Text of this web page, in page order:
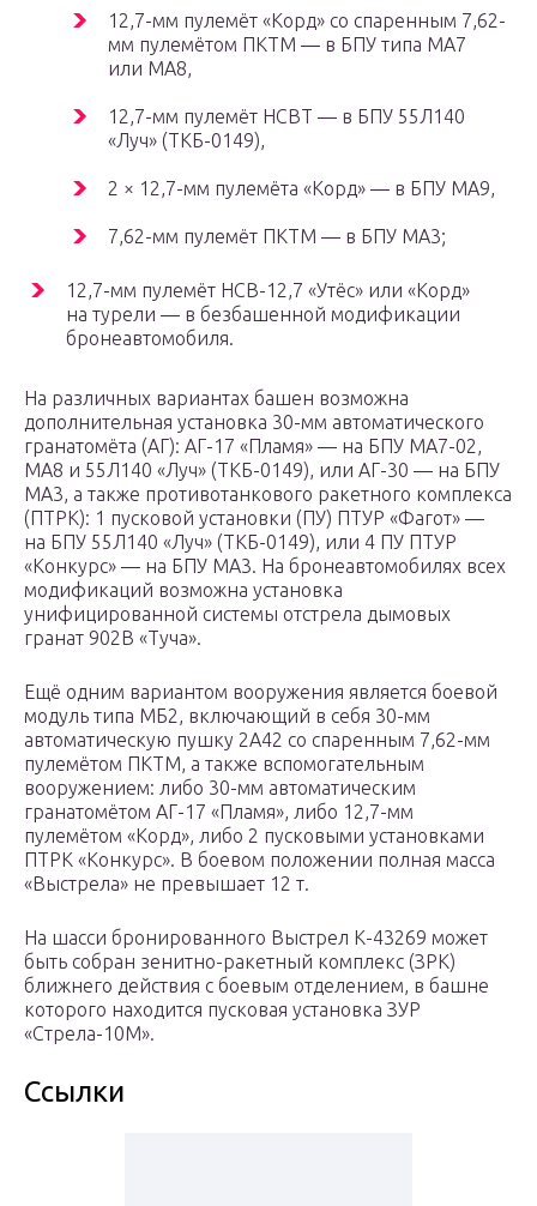
12,7-мм пулемёт «Корд» со спаренным 7,62-
мм пулемётом ПКТМ — в БПУ типа МА7
или МА8,
12,7-мм пулемёт НСВТ — в БПУ 55Л140
«Луч» (ТКБ-0149),
2 × 12,7-мм пулемёта «Корд» — в БПУ МА9,
7,62-мм пулемёт ПКТМ — в БПУ МА3;
12,7-мм пулемёт НСВ-12,7 «Утёс» или «Корд»
на турели — в безбашенной модификации
бронеавтомобиля.
На различных вариантах башен возможна
дополнительная установка 30-мм автоматического
гранатомёта (АГ): АГ-17 «Пламя» — на БПУ МА7-02,
МА8 и 55Л140 «Луч» (ТКБ-0149), или АГ-30 — на БПУ
МА3, а также противотанкового ракетного комплекса
(ПТРК): 1 пусковой установки (ПУ) ПТУР «Фагот» —
на БПУ 55Л140 «Луч» (ТКБ-0149), или 4 ПУ ПТУР
«Конкурс» — на БПУ МА3. На бронеавтомобилях всех
модификаций возможна установка
унифицированной системы отстрела дымовых
гранат 902В «Туча».
Ещё одним вариантом вооружения является боевой
модуль типа МБ2, включающий в себя 30-мм
автоматическую пушку 2А42 со спаренным 7,62-мм
пулемётом ПКТМ, а также вспомогательным
вооружением: либо 30-мм автоматическим
гранатомётом АГ-17 «Пламя», либо 12,7-мм
пулемётом «Корд», либо 2 пусковыми установками
ПТРК «Конкурс». В боевом положении полная масса
«Выстрела» не превышает 12 т.
На шасси бронированного Выстрел К-43269 может
быть собран зенитно-ракетный комплекс (ЗРК)
ближнего действия с боевым отделением, в башне
которого находится пусковая установка ЗУР
«Стрела-10М».
Ссылки